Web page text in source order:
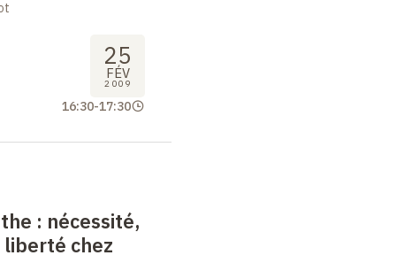
25
FÉV
2009
16:30-17:30
: nécessité,
chez